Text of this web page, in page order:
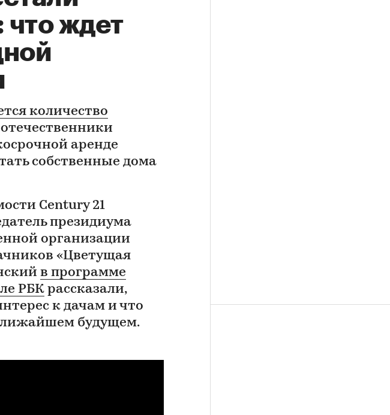
что ждет
количество
аренде
собственные дома
Century 21
президиума
организации
«Цветущая
в программе
РБК рассказали,
к дачам и что
будущем.